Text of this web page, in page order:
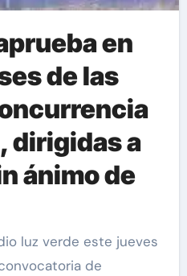
en
de las
dirigidas a
ánimo de
de